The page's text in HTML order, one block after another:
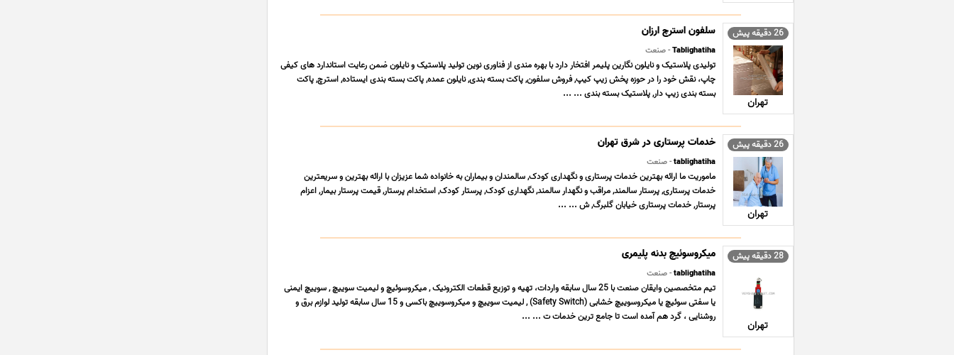
26 دقیقه پیش
تهران
سلفون استرچ ارزان
Tablighatiha- صنعت
تولیدی پلاستیک و نایلون نگارین پلیمر افتخار دارد با بهره مندی از فناوری نوین تولید پلاستیک و نایلون ضمن رعایت استاندارد های کیفی
چاپ، نقش خود را در حوزه پخش زیپ کیپ, فروش سلفون, پاکت بسته بندی, نایلون عمده, پاکت بسته بندی ایستاده, استرچ, پاکت
بسته بندی زیپ دار, پلاستیک بسته بندی ... ...
26 دقیقه پیش
تهران
خدمات پرستاری در شرق تهران
tablighatiha- صنعت
ماموریت ما ارائه بهترین خدمات پرستاری و نگهداری کودک, سالمندان و بیماران به خانواده شما عزیزان با ارائه بهترین و سریعترین
خدمات پرستاری, پرستار سالمند, مراقب و نگهدار سالمند, نگهداری کودک, پرستار کودک, استخدام پرستار, قیمت پرستار بیمار, اعزام
پرستار, خدمات پرستاری خیابان گلبرگ, ش ... ...
28 دقیقه پیش
تهران
میکروسوئیچ بدنه پلیمری
tablighatiha- صنعت
تیم متخصصین وایقان صنعت با 25 سال سابقه واردات، تهیه و توزیع قطعات الکترونیک , میکروسوئیچ و لیمیت سوییچ , سوییچ ایمنی
یا سفتی سوئیچ یا میکروسوییچ خشابی (Safety Switch) , لیمیت سوییچ و میکروسوییچ باکسی و 15 سال سابقه تولید لوازم برق و
روشنایی ، گرد هم آمده است تا جامع ترین خدمات ت ... ...